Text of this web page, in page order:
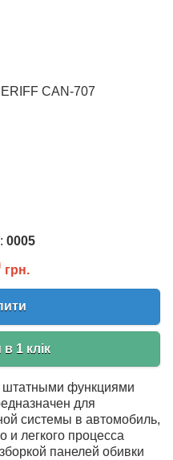
0005
грн.
1 клік
штатными функциями
для
системы в автомобиль,
и легкого процесса
панелей обивки